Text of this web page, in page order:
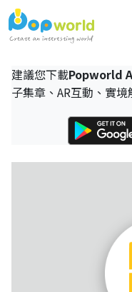
建議您下載Popworld
子集章、AR互動、實境